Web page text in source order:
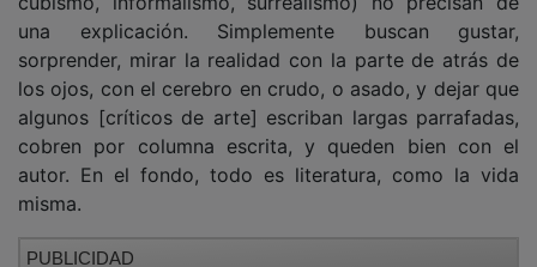
una explicación. Simplemente buscan gustar,
sorprender, mirar la realidad con la parte de atrás de
los ojos, con el cerebro en crudo, o asado, y dejar que
algunos [críticos de arte] escriban largas parrafadas,
cobren por columna escrita, y queden bien con el
autor. En el fondo, todo es literatura, como la vida
misma.